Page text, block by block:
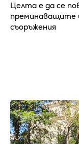
Целта е да се
преминаващите
съоръжения